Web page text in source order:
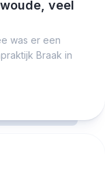
veel
was er een
Braak in